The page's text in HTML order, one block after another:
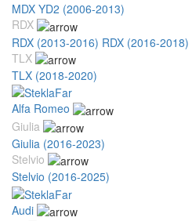
MDX YD2 (2006-2013)
RDX
RDX (2013-2016) RDX (2016-2018)
TLX
TLX (2018-2020)
Alfa Romeo
Giulia
Giulia (2016-2023)
Stelvio
Stelvio (2016-2025)
Audi